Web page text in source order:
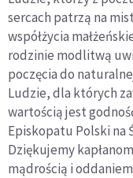
sercach patrzą na
współżycia
rodzinie modlitwą
poczęcia do
Ludzie, dla których
wartością jest
Episkopatu Polski na
Dziękujemy
mądrością i